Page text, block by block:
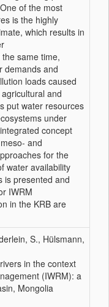
of the most
is the highly
which results in
same time,
demands and
loads caused
and
put water resources
under
concept
and
for the
water availability
is presented and
IWRM
in the KRB are
S., Hülsmann,
in the context
(IWRM): a
Mongolia